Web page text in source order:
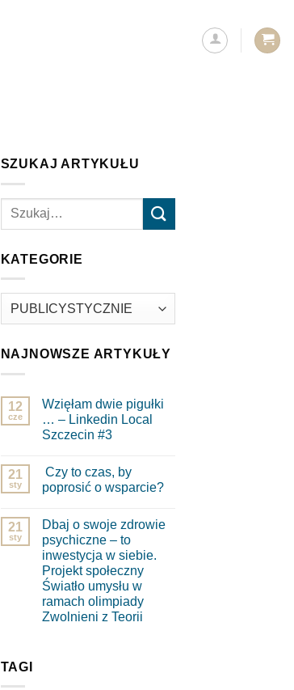
SZUKAJ ARTYKUŁU
KATEGORIE
Kategorie
NAJNOWSZE ARTYKUŁY
12
cze
Wzięłam dwie pigułki
… – Linkedin Local
Szczecin #3
do
Wzięłam
dwie
–
Linkedin
Local
Szczecin
#3
21
sty
Czy to czas, by
poprosić o wsparcie?
do
to
czas,
by
poprosić
o
wsparcie?
21
sty
Dbaj o swoje zdrowie
psychiczne – to
inwestycja w siebie.
Projekt społeczny
Światło umysłu w
ramach olimpiady
Zwolnieni z Teorii
TAGI